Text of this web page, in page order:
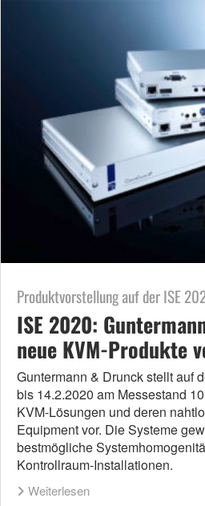
Produktvorstellung auf der ISE
ISE 2020:
neue KVM-Produkte
Guntermann & Drunck stellt auf
bis 14.2.2020 am Messestand
KVM-Lösungen und deren
Equipment vor. Die Systeme
bestmögliche
Kontrollraum-Installationen.
Weiterlesen